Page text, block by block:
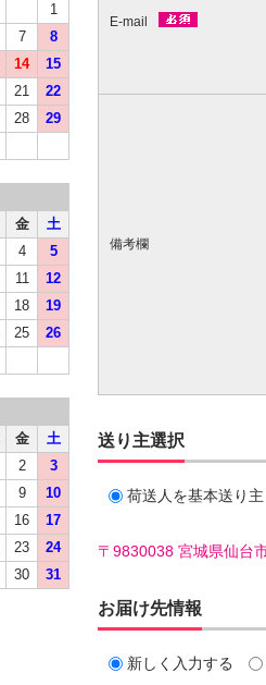
E-mail
備考欄
送り主選択
荷送人を基本送り
〒9830038 宮城県仙台
お届け先情報
新しく入力する
1
7
8
14
15
21
22
28
29
金
土
4
5
11
12
18
19
25
26
金
土
2
3
9
10
16
17
23
24
30 31